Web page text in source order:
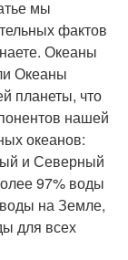
мы
фактов
Океаны
Океаны
планеты, что
нашей
океанов:
и Северный
97% воды
на Земле,
для всех